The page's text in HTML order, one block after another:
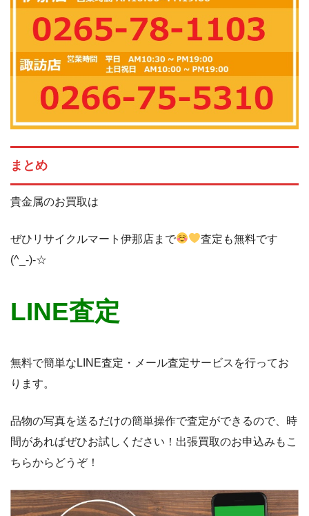
まとめ
貴金属のお買取は
ぜひリサイクルマート伊那店まで
査定も無料です
(^_-)-☆
LINE査定
無料で簡単なLINE査定・メール査定サービスを行ってお
ります。
品物の写真を送るだけの簡単操作で査定ができるので、時
間があればぜひお試しください！出張買取のお申込みもこ
ちらからどうぞ！